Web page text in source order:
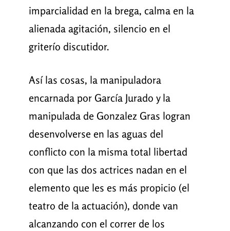
imparcialidad en la brega, calma en la
alienada agitación, silencio en el
griterío discutidor.
Así las cosas, la manipuladora
encarnada por García Jurado y la
manipulada de Gonzalez Gras logran
desenvolverse en las aguas del
conflicto con la misma total libertad
con que las dos actrices nadan en el
elemento que les es más propicio (el
teatro de la actuación), donde van
alcanzando con el correr de los